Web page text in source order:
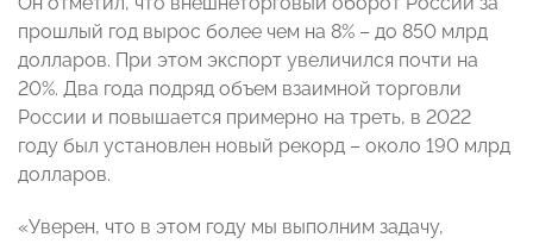
прошлый год вырос более чем на 8% – до 850 млрд
долларов. При этом экспорт увеличился почти на
20%. Два года подряд объем взаимной торговли
России и повышается примерно на треть, в 2022
году был установлен новый рекорд – около 190 млрд
долларов.
«Уверен, что в этом году мы выполним задачу,